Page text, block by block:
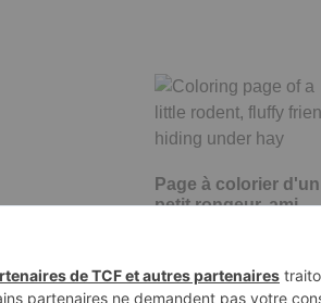
Page à colorier d'un
petit rongeur, ami